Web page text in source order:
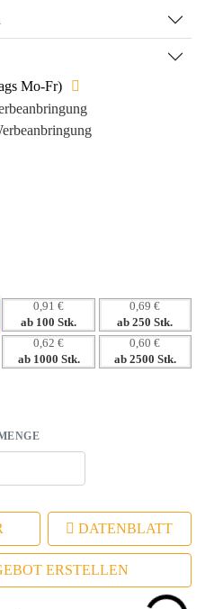
wie
und auffällige Präsenz Ihrer
Ihre Unternehmenswerte zu
den Alltag Ihrer Kunden
und praktischer Begleiter,
Marke stärkt:
auffälligen Werbedruck
Nutzung und
durch individuelle Gestaltung
und Imagepflege
Mo-Fr)
0,91 €
ab 100 Stk.
0,69 €
ab 250 Stk.
0,62 €
ab 1000 Stk.
0,60 €
ab 2500 Stk.
DATENBLATT
ERSTELLEN